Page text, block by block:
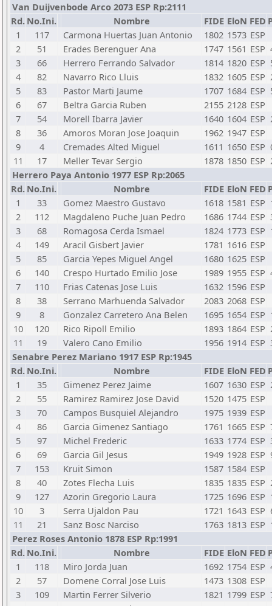
Van Duijvenbode Arco 2073 ESP Rp:2111
Rd. No.Ini. Nombre FIDE EloN FED
1
117 Carmona Huertas Juan Antonio 1802 1573 ESP
2
51 Erades Berenguer Ana 1747 1561 ESP
3
66 Herrero Ferrando Salvador 1814 1820 ESP
4
82 Navarro Rico Lluis 1832 1605 ESP
5
83 Pastor Marti Jaume 1707 1684 ESP
6
67 Beltra Garcia Ruben 2155 2128 ESP
7
54 Morell Ibarra Javier 1640 1604 ESP
8
36 Amoros Moran Jose Joaquin 1962 1947 ESP
9
4 Cremades Alted Miguel 1611 1650 ESP
11
17 Meller Tevar Sergio 1878 1850 ESP
Herrero Paya Antonio 1977 ESP Rp:2065
Rd. No.Ini. Nombre FIDE EloN FED
1
33 Gomez Maestro Gustavo 1618 1581 ESP
2
112 Magdaleno Puche Juan Pedro 1686 1744 ESP
3
68 Romagosa Cerda Ismael 1824 1773 ESP
4
149 Aracil Gisbert Javier 1781 1616 ESP
5
85 Garcia Yepes Miguel Angel 1680 1625 ESP
6
140 Crespo Hurtado Emilio Jose 1989 1955 ESP
7
110 Frias Catenas Jose Luis 1632 1596 ESP
8
38 Serrano Marhuenda Salvador 2083 2068 ESP
9
8 Gonzalez Carretero Ana Belen 1695 1654 ESP
10
120 Rico Ripoll Emilio 1893 1864 ESP
11
19 Valero Cano Emilio 1956 1914 ESP
Senabre Perez Mariano 1917 ESP Rp:1945
Rd. No.Ini. Nombre FIDE EloN FED
1
35 Gimenez Perez Jaime 1607 1630 ESP
2
55 Ramirez Ramirez Jose David 1520 1475 ESP
3
70 Campos Busquiel Alejandro 1975 1939 ESP
4
86 Garcia Gimenez Santiago 1761 1665 ESP
5
97 Michel Frederic 1633 1774 ESP
6
69 Garcia Gil Jesus 1949 1928 ESP
7
153 Kruit Simon 1587 1584 ESP
8
40 Zotes Flecha Luis 1835 1835 ESP
9
127 Azorin Gregorio Laura 1725 1696 ESP
10
3 Serra Ujaldon Pau 1721 1643 ESP
11
21 Sanz Bosc Narciso 1763 1813 ESP
Perez Roses Antonio 1878 ESP Rp:1991
Rd. No.Ini. Nombre FIDE EloN FED
1
118 Miro Jorda Juan 1692 1754 ESP
2
57 Domene Corral Jose Luis 1473 1308 ESP
3
109 Martin Ferrer Silverio 1821 1799 ESP